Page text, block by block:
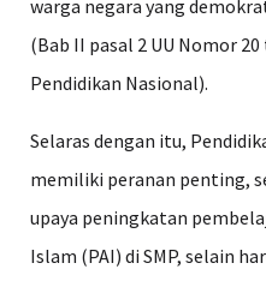
warga negara yang
(Bab II pasal 2 UU Nomor
Pendidikan Nasional).
Selaras dengan itu,
memiliki peranan penting,
upaya peningkatan
Islam (PAI) di SMP, selain